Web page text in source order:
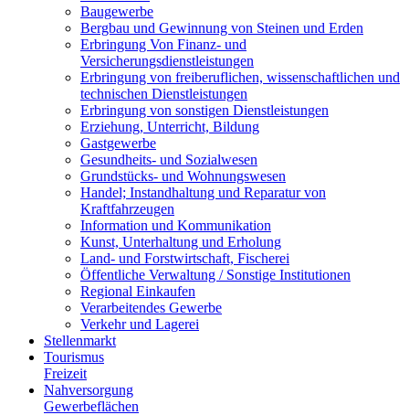
Baugewerbe
Bergbau und Gewinnung von Steinen und Erden
Erbringung Von Finanz- und
Versicherungsdienstleistungen
Erbringung von freiberuflichen, wissenschaftlichen und
technischen Dienstleistungen
Erbringung von sonstigen Dienstleistungen
Erziehung, Unterricht, Bildung
Gastgewerbe
Gesundheits- und Sozialwesen
Grundstücks- und Wohnungswesen
Handel; Instandhaltung und Reparatur von
Kraftfahrzeugen
Information und Kommunikation
Kunst, Unterhaltung und Erholung
Land- und Forstwirtschaft, Fischerei
Öffentliche Verwaltung / Sonstige Institutionen
Regional Einkaufen
Verarbeitendes Gewerbe
Verkehr und Lagerei
Stellenmarkt
Tourismus
Freizeit
Nahversorgung
Gewerbeflächen